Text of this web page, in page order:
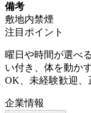
備考
敷地内禁煙
注目ポイント
曜日や時間が選べ
い付き、体を動か
OK、未経験歓迎、
企業情報